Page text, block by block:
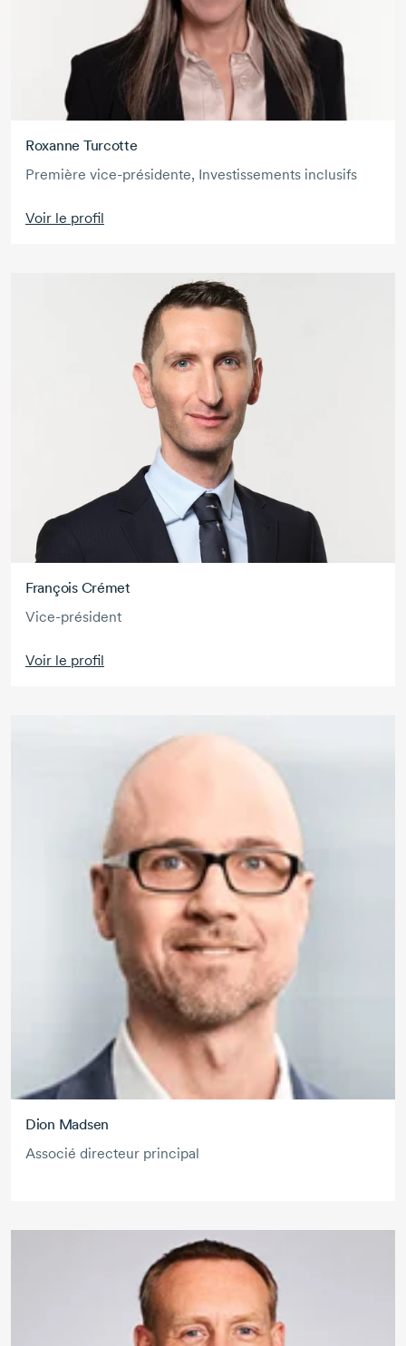
Roxanne Turcotte
Première vice-présidente, Investissements inclusifs
Voir le profil
François Crémet
Vice-président
Voir le profil
Dion Madsen
Associé directeur principal